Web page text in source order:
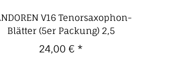
V16 Tenorsaxophon-
Blätter (5er Packung) 2,5
24,00 € *